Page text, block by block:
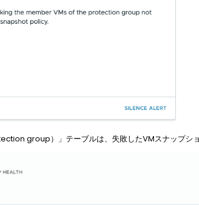
group）」テーブルは、失敗したVMスナップシ